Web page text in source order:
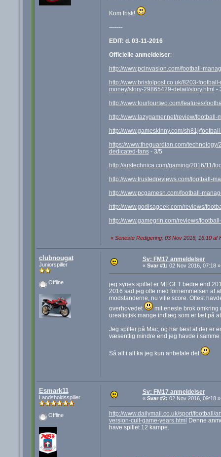
Kom frisk!
-------
EDIT: d. 03-11-2016
Officielle anmeldelser:
http://www.pcinvasion.com/football-
http://www.bristolpost.co.uk/8203-
money/story-29865429-detail/story.html -
http://www.fourfourtwo.com/features/
http://www.lazygamer.net/review/
http://www.gameskinny.com/sh81j/
https://www.theguardian.com/
dedicated-fans- 3/5
http://arstechnica.com/gaming/2016/11/
http://www.trustedreviews.com/football-
http://www.pcgamesn.com/football-
http://www.godisageek.com/reviews/
http://www.gamegrin.com/reviews/
« Seneste Redigering: 03 Nov 2016, 16:10 af
clubnougat
Juniorspiller
Offline
Sv: FM17 anmeldelser
« Svar #1: 02 Nov 2016, 07:18 »
jeg synes spillet er MEGET bedre end
2016 sad jeg ofte med fornemmelsen af
modstanderne, nu ville score. Oftest
overhovedet
mit eneste brok omkring
urealistisk mange indlæg som er tæt på
Jeg spiller på Mac, og har læst at der er
væsentlig mindre end jeg havde i samme
Så alt i alt ka jeg kun anbefale det
Esmark11
Landsholdsspiller
Offline
Sv: FM17 anmeldelser
« Svar #2: 02 Nov 2016, 09:18 »
http://www.dailymail.co.uk/sport/football/
version-cult-game-years.html Denne
have spillet 12 kampe.